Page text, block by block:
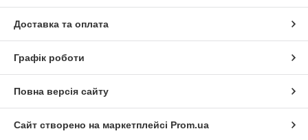
Доставка та оплата
Графік роботи
Повна версія сайту
Сайт створено на маркетплейсі Prom.ua